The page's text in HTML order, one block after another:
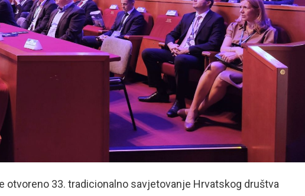
otvoreno 33. tradicionalno savjetovanje Hrvatskog društva